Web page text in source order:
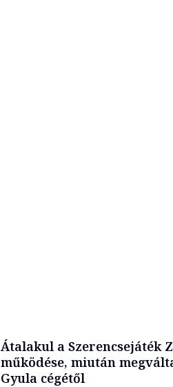
Átalakul a Szerencsejáték
működése, miután
Gyula cégétől